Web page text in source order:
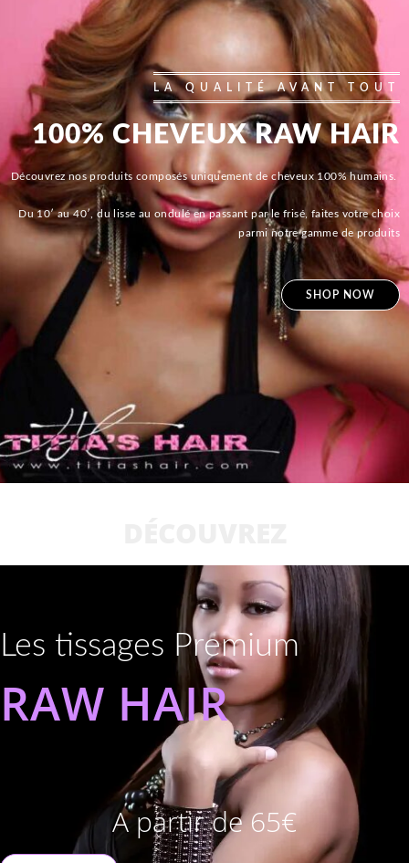
LA QUALITÉ AVANT TOUT
100% CHEVEUX RAW HAIR
Découvrez nos produits composés uniquement de cheveux 100% humains.
Du 10′ au 40′, du lisse au ondulé en passant par le frisé, faites votre choix
parmi notre gamme de produits
SHOP NOW
Les tissages Premium
RAW HAIR
A partir de 65€